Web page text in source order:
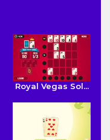
Royal Vegas Sol...